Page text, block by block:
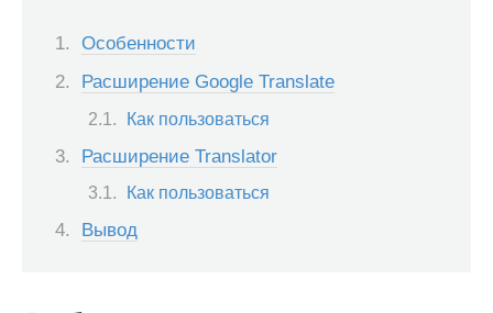
Особенности
Расширение Google Translate
Как пользоваться
Расширение Translator
Как пользоваться
Вывод